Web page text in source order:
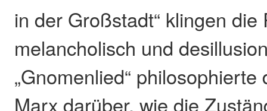
in der Großstadt“ klingen die
melancholisch und
„Gnomenlied“
Marx darüber, wie die